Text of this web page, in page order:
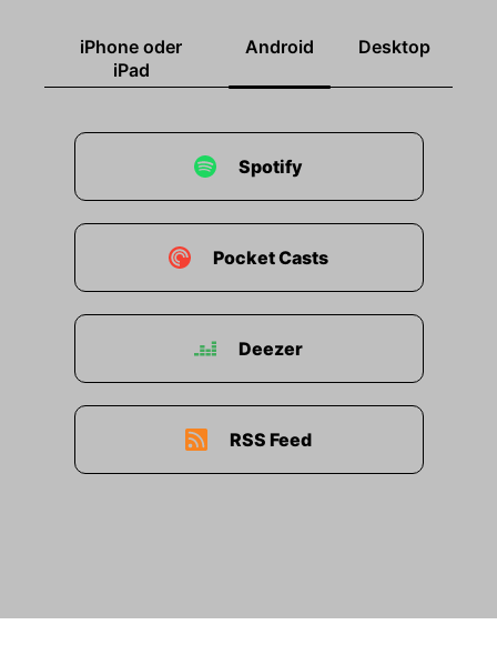
iPhone oder
iPad
Android Desktop
Spotify
Pocket Casts
Deezer
RSS Feed